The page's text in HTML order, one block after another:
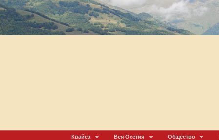
Квайса Вся Осетия Общество